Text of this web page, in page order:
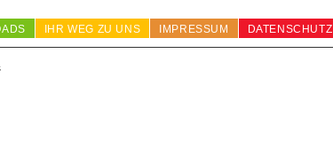
IHR WEG ZU UNS IMPRESSUM DATENSCHUTZ